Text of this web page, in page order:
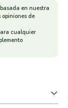
en nuestra
de
cualquier